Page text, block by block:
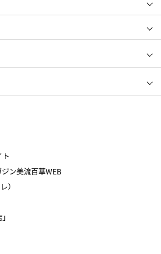
お歳暮
ジルスチュアート
SK-Ⅱ
新宿高野
ママ＆キッズ
五月人形
ホワイトデー
ン美流百華WEB
）